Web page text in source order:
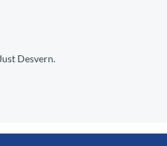
Desvern.